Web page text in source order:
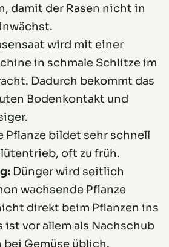
damit der Rasen nicht in
wird mit einer
in schmale Schlitze im
Dadurch bekommt das
Bodenkontakt und
Pflanze bildet sehr schnell
oft zu früh.
Dünger wird seitlich
wachsende Pflanze
direkt beim Pflanzen ins
ist vor allem als Nachschub
Gemüse üblich.